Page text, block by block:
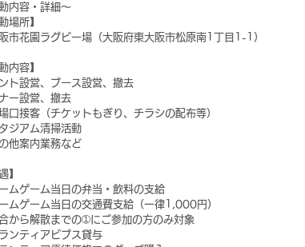
内容・詳細～
場所】
市花園ラグビー場（大阪府東大阪市松原南1丁目1-1）
内容】
ント設営、ブース設営、撤去
ー設営、撤去
口接客（チケットもぎり、チラシの配布等）
ジアム清掃活動
他案内業務など
】
ームゲーム当日の弁当・飲料の支給
ームゲーム当日の交通費支給（一律1,000円）
から解散までの➀にご参加の方のみ対象
ンティアビブス貸与